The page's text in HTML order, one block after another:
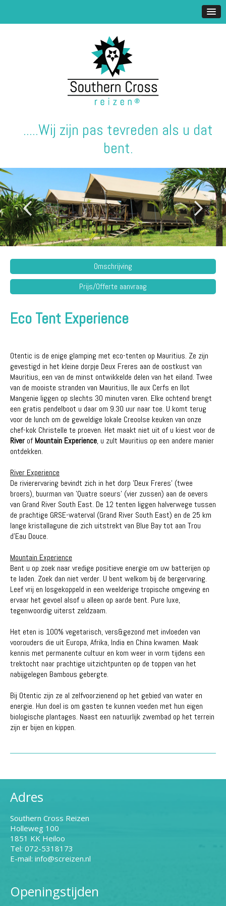
.....Wij zijn pas tevreden als u dat
bent.
Omschrijving
Prijs/Offerte aanvraag
Eco Tent Experience
Otentic is de enige glamping met eco-tenten op Mauritius. Ze zijn
gevestigd in het kleine dorpje Deux Freres aan de oostkust van
Mauritius, een van de minst ontwikkelde delen van het eiland. Twee
van de mooiste stranden van Mauritius, Ile aux Cerfs en Ilot
Mangenie liggen op slechts 30 minuten varen. Elke ochtend brengt
een gratis pendelboot u daar om 9.30 uur naar toe. U komt terug
voor de lunch om de geweldige lokale Creoolse keuken van onze
chef-kok Christelle te proeven. Het maakt niet uit of u kiest voor de
River of Mountain Experience, u zult Mauritius op een andere manier
ontdekken.
River Experience
De rivierervaring bevindt zich in het dorp 'Deux Freres' (twee
broers), buurman van 'Quatre soeurs' (vier zussen) aan de oevers
van Grand River South East. De 12 tenten liggen halverwege tussen
de prachtige GRSE-waterval (Grand River South East) en de 25 km
lange kristallagune die zich uitstrekt van Blue Bay tot aan Trou
d'Eau Douce.
Mountain Experience
Bent u op zoek naar vredige positieve energie om uw batterijen op
te laden. Zoek dan niet verder. U bent welkom bij de bergervaring.
Leef vrij en losgekoppeld in een weelderige tropische omgeving en
ervaar het gevoel alsof u alleen op aarde bent. Pure luxe,
tegenwoordig uiterst zeldzaam.
Het eten is 100% vegetarisch, vers&gezond met invloeden van
voorouders die uit Europa, Afrika, India en China kwamen. Maak
kennis met permanente cultuur en kom weer in vorm tijdens een
trektocht naar prachtige uitzichtpunten op de toppen van het
nabijgelegen Bambous gebergte.
Bij Otentic zijn ze al zelfvoorzienend op het gebied van water en
energie. Hun doel is om gasten te kunnen voeden met hun eigen
biologische plantages. Naast een natuurlijk zwembad op het terrein
zijn er bijen en kippen.
Adres
Southern Cross Reizen
Holleweg 100
1851 KK Heiloo
Tel: 072-5318173
E-mail: info@screizen.nl
Openingstijden